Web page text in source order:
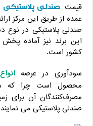
قیمت صندلی پلاستیکی
عمده از طریق این مرکز
صندلی پلاستیکی در نوع
این برند نیز آماده
کشور است.
سودآوری در عرصه
محصول است چرا که
مصرف‌کنندگان آن برای
صندلی پلاستیکی می